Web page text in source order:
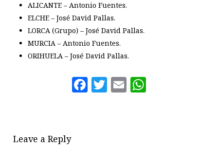
ALICANTE – Antonio Fuentes.
ELCHE – José David Pallas.
LORCA (Grupo) – José David Pallas.
MURCIA – Antonio Fuentes.
ORIHUELA – José David Pallas.
Facebook
Twitter
Email
Leave a Reply